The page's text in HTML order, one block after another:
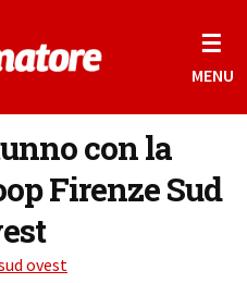
☰
MENU
con la
Firenze Sud
ovest